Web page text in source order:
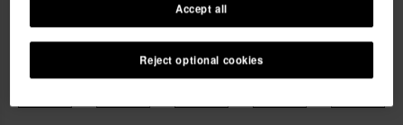
Reject optional cookies
Accept all